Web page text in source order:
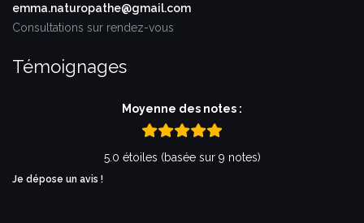
emma.naturopathe@gmail.com
Consultations sur rendez-vous
Témoignages
Moyenne des notes :
5.0 étoiles (basée sur 9 notes)
Je dépose un avis !